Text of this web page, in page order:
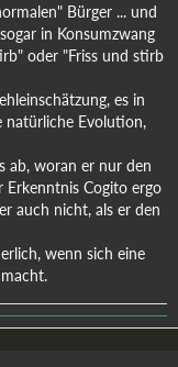
Bürger ... und
in Konsumzwang
oder "Friss und stirb
es in
natürliche Evolution,
ab, woran er nur den
Erkenntnis Cogito ergo
auch nicht, als er den
wenn sich eine